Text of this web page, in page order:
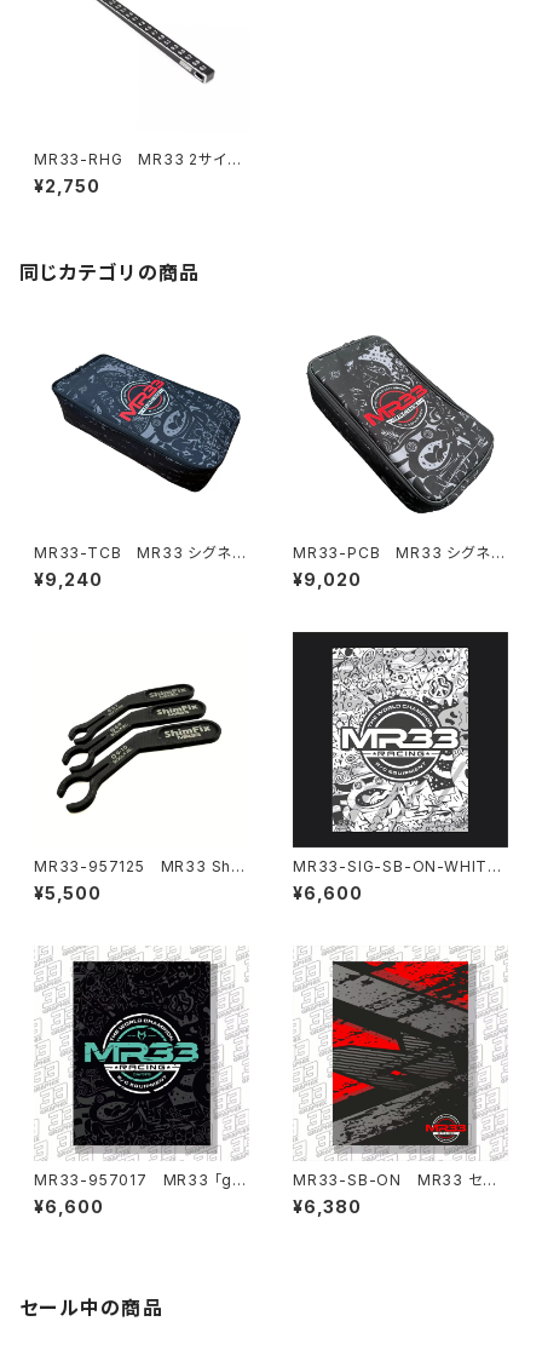
MR33-RHG MR33 2サイド
車高ゲージ 2.0-6.1mm 0.1m
mステップ
¥2,750
同じカテゴリの商品
MR33-TCB MR33 シグネチ
ャー 1/10ツーリングカーバッグ
¥9,240
MR33-PCB MR33 シグネチ
ャー 1/12ツーリングカーバッグ
¥9,020
MR33-957125 MR33 Shi
mFix ロールセンターシム用取
り付け工具セット6-10mmシム
¥5,500
MR33-SIG-SB-ON-WHITE
MR33 シグネチャーセットア
ップボード 39 x 29 x 1cm ホ
¥6,600
MR33-957017 MR33 「go
es・CAYOTE」セットアップボー
ドオンロード 39 x 29 x 1cm
¥6,600
MR33-SB-ON MR33 セット
アップボード 39 x 29 x 1cm
¥6,380
セール中の商品